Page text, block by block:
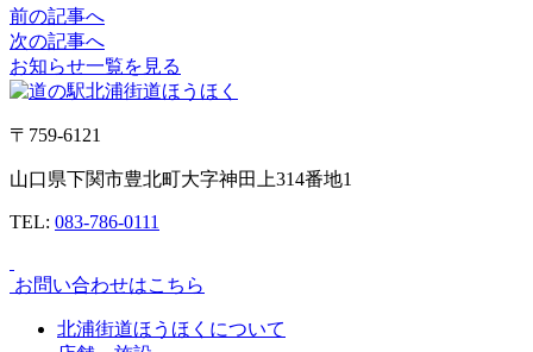
前の記事へ
次の記事へ
お知らせ一覧を見る
〒759-6121
山口県下関市豊北町大字神田上314番地1
TEL: 083-786-0111
お問い合わせはこちら
北浦街道ほうほくについて